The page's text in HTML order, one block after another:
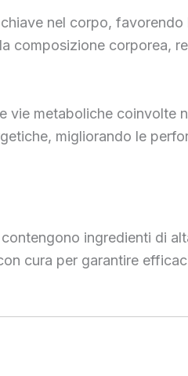
nel corpo,
composizione corporea,
metaboliche coinvolte
migliorando le
ingredienti di
cura per garantire